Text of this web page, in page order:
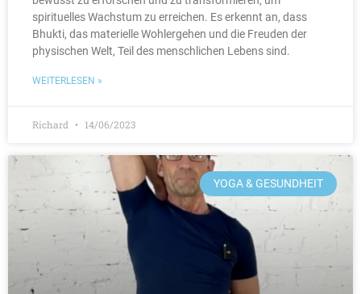
spirituelles Wachstum zu erreichen. Es erkennt an, dass
Bhukti, das materielle Wohlergehen und die Freuden der
physischen Welt, Teil des menschlichen Lebens sind.
WEITERLESEN »
Richard 14/06/2023
YOGA & GESUNDHEIT